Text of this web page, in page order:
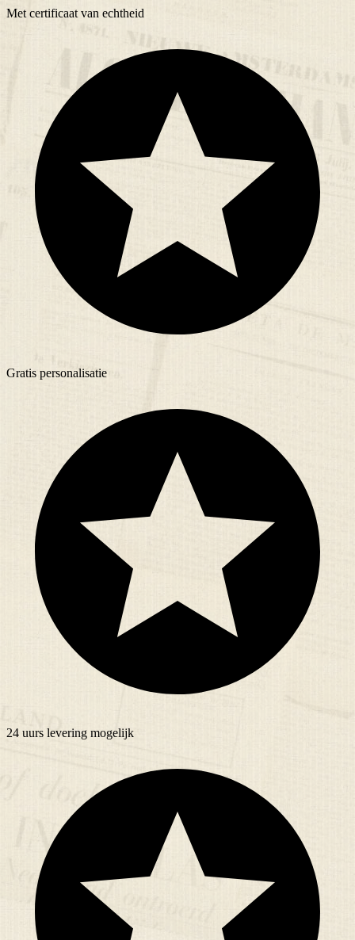
Met certificaat van echtheid
Gratis personalisatie
24 uurs levering mogelijk